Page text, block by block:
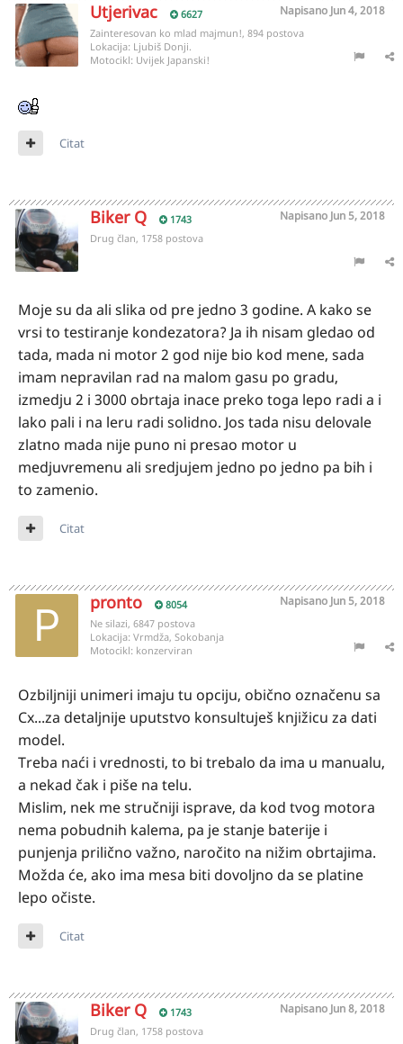
Utjerivac 6627 Napisano Jun 4, 2018
Zainteresovan ko mlad majmun!, 894 postova
Lokacija: Ljubiš Donji.
Motocikl: Uvijek Japanski!
Citat
Biker Q 1743 Napisano Jun 5, 2018
Drug član, 1758 postova
Moje su da ali slika od pre jedno 3 godine. A kako se
vrsi to testiranje kondezatora? Ja ih nisam gledao od
tada, mada ni motor 2 god nije bio kod mene, sada
imam nepravilan rad na malom gasu po gradu,
izmedju 2 i 3000 obrtaja inace preko toga lepo radi a i
lako pali i na leru radi solidno. Jos tada nisu delovale
zlatno mada nije puno ni presao motor u
medjuvremenu ali sredjujem jedno po jedno pa bih i
to zamenio.
Citat
pronto 8054 Napisano Jun 5, 2018
Ne silazi, 6847 postova
Lokacija: Vrmdža, Sokobanja
Motocikl: konzerviran
Ozbiljniji unimeri imaju tu opciju, obično označenu sa
Cx...za detaljnije uputstvo konsultuješ knjižicu za dati
model.
Treba naći i vrednosti, to bi trebalo da ima u manualu,
a nekad čak i piše na telu.
Mislim, nek me stručniji isprave, da kod tvog motora
nema pobudnih kalema, pa je stanje baterije i
punjenja prilično važno, naročito na nižim obrtajima.
Možda će, ako ima mesa biti dovoljno da se platine
lepo očiste.
Citat
Biker Q 1743 Napisano Jun 8, 2018
Drug član, 1758 postova